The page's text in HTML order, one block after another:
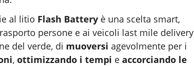
al litio Flash Battery è una scelta smart,
persone e ai veicoli last mile delivery
del verde, di muoversi agevolmente per i
, ottimizzando i tempi e accorciando le